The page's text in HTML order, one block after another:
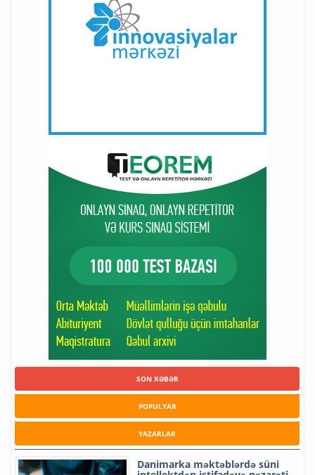
SON XƏBƏR
POPULYAR
YAZARLAR
Danimarka məktəblərdə süni